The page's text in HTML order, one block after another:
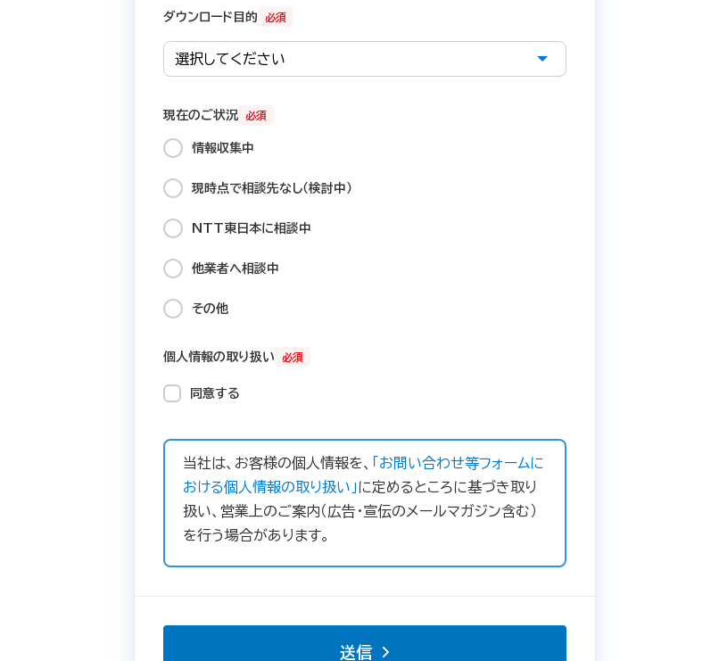
必須
ダウンロード目的
必須
現在のご状況
情報収集中
現時点で相談先なし（検討中）
NTT東日本に相談中​
他業者へ相談中
その他
必須
個人情報の取り扱い
同意する
当社は、お客様の個人情報を、
「お問い合わせ等フォームに
おける個人情報の取り扱い」に定めるところに基づき取り
扱い、営業上のご案内（広告・宣伝のメールマガジン含む）
を行う場合があります。
送信